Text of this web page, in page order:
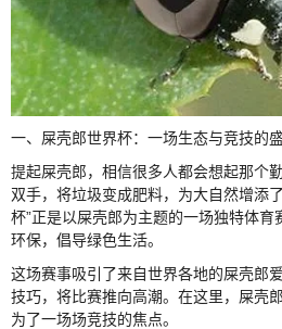
一、屎壳郎世界杯：一场生态与竞技的
提起屎壳郎，相信很多人都会想起那个
双手，将垃圾变成肥料，为大自然增添
杯”正是以屎壳郎为主题的一场独特体
环保，倡导绿色生活。
这场赛事吸引了来自世界各地的屎壳郎
技巧，将比赛推向高潮。在这里，屎壳
为了一场场竞技的焦点。